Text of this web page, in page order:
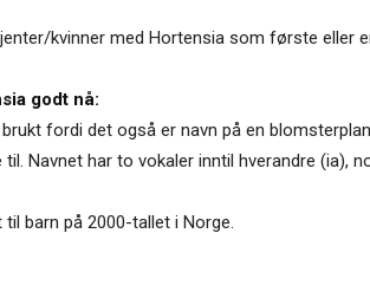
kvinner med Hortensia som første eller
godt nå:
fordi det også er navn på en
til. Navnet har to vokaler inntil hverandre (ia),
barn på 2000-tallet i Norge.